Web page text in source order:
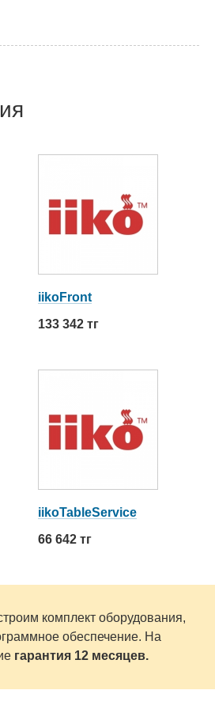
iikoFront
133 342 тг
iikoTableService
66 642 тг
комплект оборудования,
обеспечение. На
гарантия 12 месяцев.